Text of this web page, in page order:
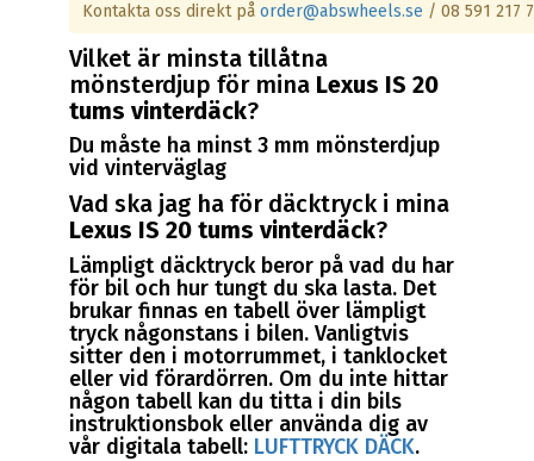
Kontakta oss direkt på order@abswheels.se / 08 591 217
Vilket är minsta tillåtna
mönsterdjup för mina Lexus IS 20
tums vinterdäck?
Du måste ha minst 3 mm mönsterdjup
vid vinterväglag
Vad ska jag ha för däcktryck i mina
Lexus IS 20 tums vinterdäck?
Lämpligt däcktryck beror på vad du har
för bil och hur tungt du ska lasta. Det
brukar finnas en tabell över lämpligt
tryck någonstans i bilen. Vanligtvis
sitter den i motorrummet, i tanklocket
eller vid förardörren. Om du inte hittar
någon tabell kan du titta i din bils
instruktionsbok eller använda dig av
vår digitala tabell: LUFTTRYCK DÄCK.